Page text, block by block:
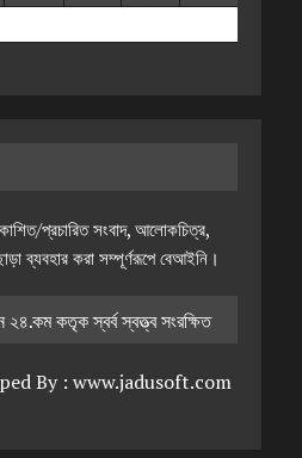
প্রচারিত সংবাদ, আলোকচিত্র,
ব্যবহার করা সম্পূর্ণরূপে বেআইনি।
কতৃক স্বর্ব স্বত্ত্ব সংরক্ষিত
By :www.jadusoft.com